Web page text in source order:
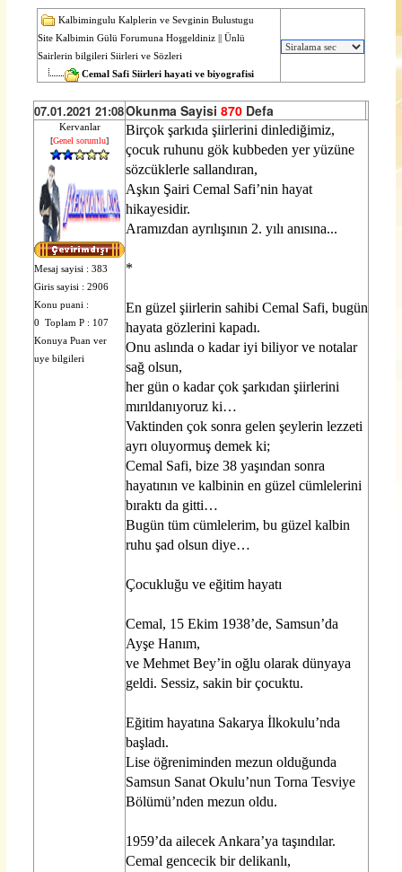
Kalbimingulu Kalplerin ve Sevginin Bulustugu
Site Kalbimin Gülü Forumuna Hoşgeldiniz
Ünlü
Sairlerin bilgileri Siirleri ve Sözleri
Cemal Safi Siirleri hayati ve biyografisi
07.01.2021 21:08Okunma Sayisi 870 Defa
Kervanlar
[Genel sorumlu]
Mesaj sayisi : 383
Giris sayisi : 2906
Konu puani :
0 Toplam P : 107
Konuya Puan ver
uye bilgileri
Birçok şarkıda şiirlerini dinlediğimiz,
çocuk ruhunu gök kubbeden yer yüzüne
sözcüklerle sallandıran,
Aşkın Şairi Cemal Safi’nin hayat
hikayesidir.
Aramızdan ayrılışının 2. yılı anısına...
*
En güzel şiirlerin sahibi Cemal Safi, bugün
hayata gözlerini kapadı.
Onu aslında o kadar iyi biliyor ve notalar
sağ olsun,
her gün o kadar çok şarkıdan şiirlerini
mırıldanıyoruz ki…
Vaktinden çok sonra gelen şeylerin lezzeti
ayrı oluyormuş demek ki;
Cemal Safi, bize 38 yaşından sonra
hayatının ve kalbinin en güzel cümlelerini
bıraktı da gitti…
Bugün tüm cümlelerim, bu güzel kalbin
ruhu şad olsun diye…
Çocukluğu ve eğitim hayatı
Cemal, 15 Ekim 1938’de, Samsun’da
Ayşe Hanım,
ve Mehmet Bey’in oğlu olarak dünyaya
geldi. Sessiz, sakin bir çocuktu.
Eğitim hayatına Sakarya İlkokulu’nda
başladı.
Lise öğreniminden mezun olduğunda
Samsun Sanat Okulu’nun Torna Tesviye
Bölümü’nden mezun oldu.
1959’da ailecek Ankara’ya taşındılar.
Cemal gencecik bir delikanlı,